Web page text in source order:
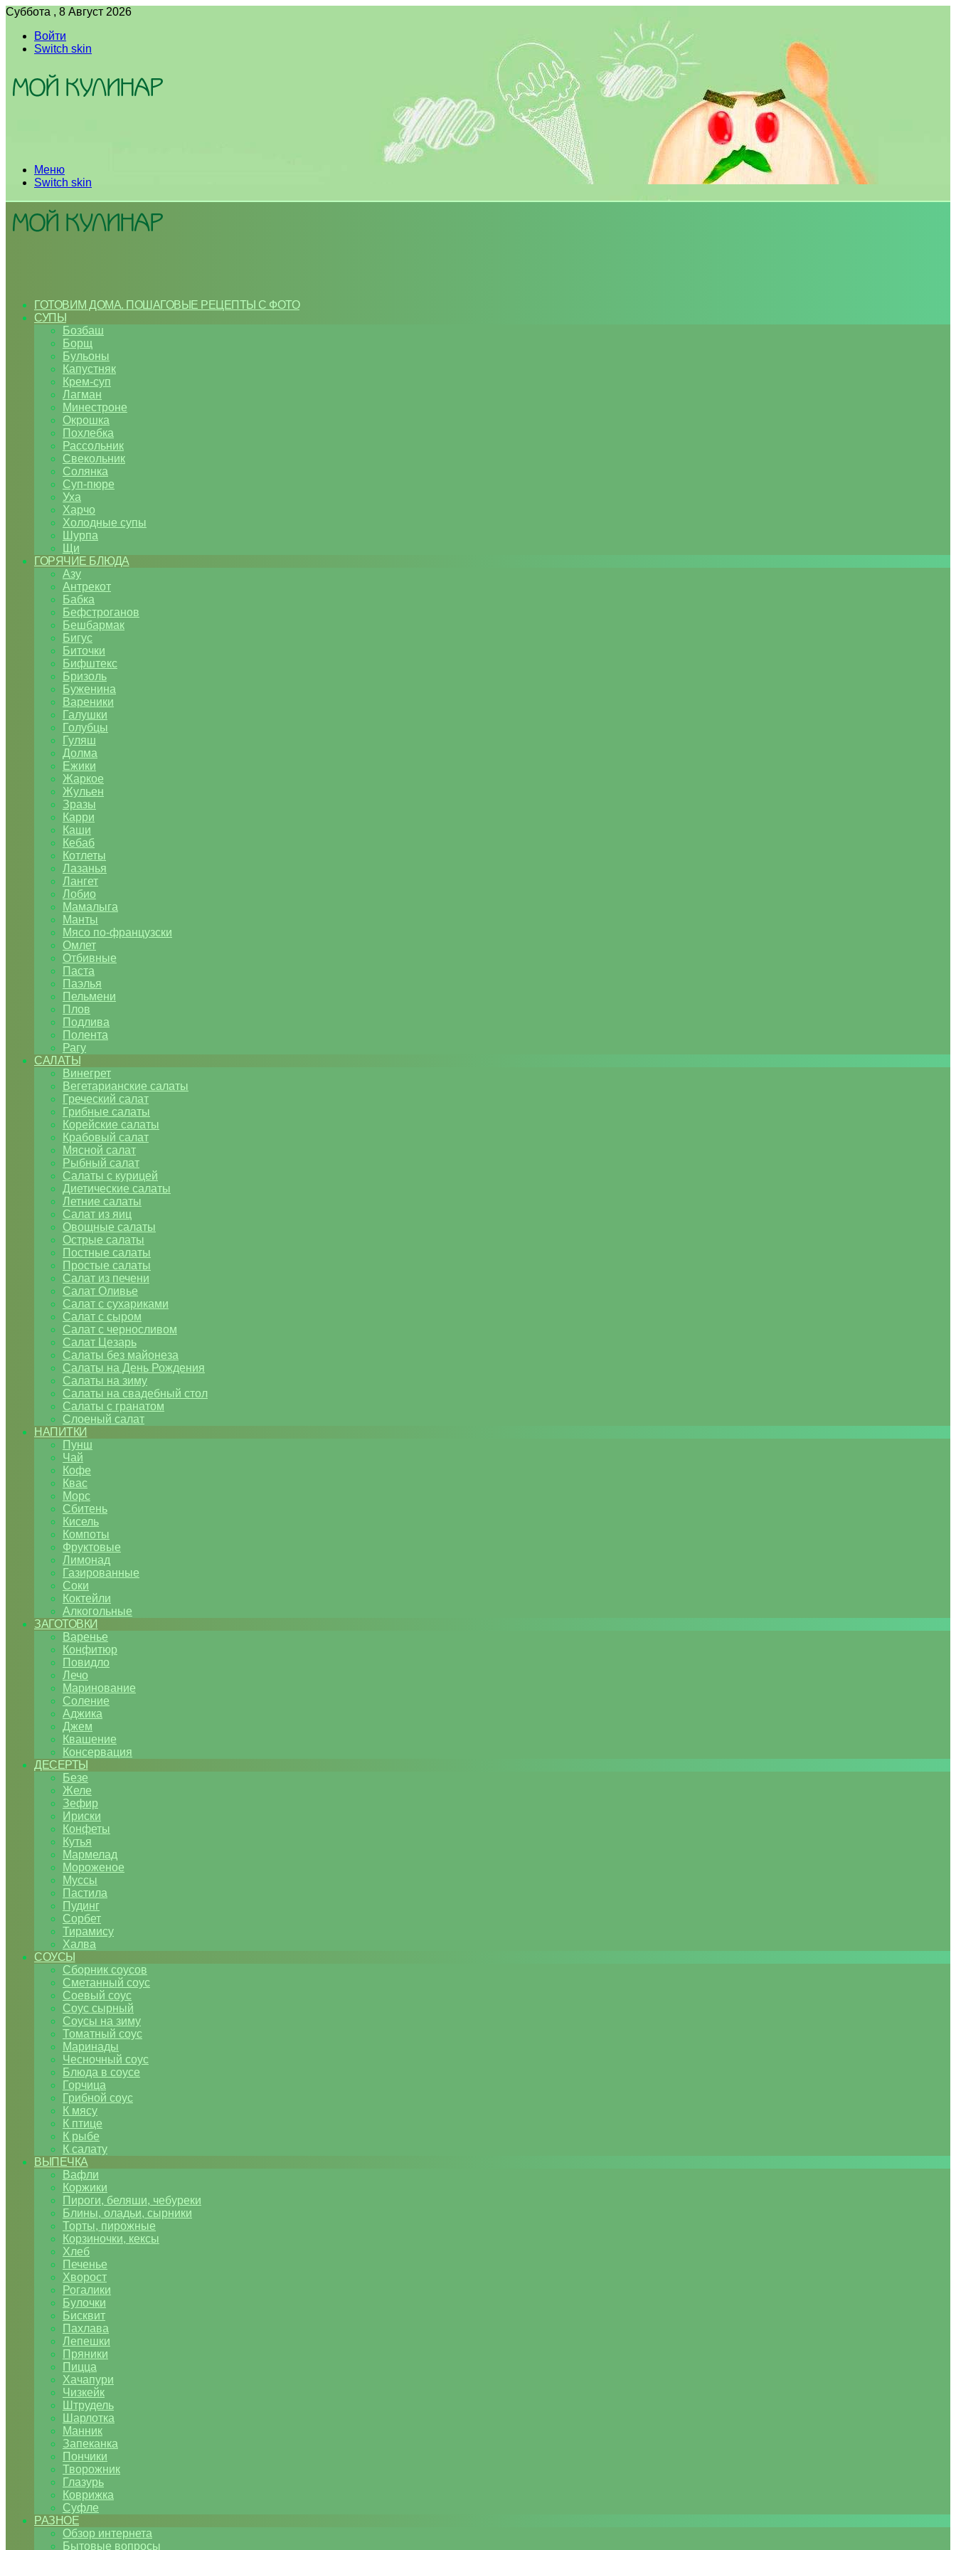
Суббота , 8 Август 2026
Войти
Switch skin
Меню
Switch skin
ГОТОВИМ ДОМА. ПОШАГОВЫЕ РЕЦЕПТЫ С ФОТО
СУПЫ
Бозбаш
Борщ
Бульоны
Капустняк
Крем-суп
Лагман
Минестроне
Окрошка
Похлебка
Рассольник
Свекольник
Солянка
Суп-пюре
Уха
Харчо
Холодные супы
Шурпа
Щи
ГОРЯЧИЕ БЛЮДА
Азу
Антрекот
Бабка
Бефстроганов
Бешбармак
Бигус
Биточки
Бифштекс
Бризоль
Буженина
Вареники
Галушки
Голубцы
Гуляш
Долма
Ежики
Жаркое
Жульен
Зразы
Карри
Каши
Кебаб
Котлеты
Лазанья
Лангет
Лобио
Мамалыга
Манты
Мясо по-французски
Омлет
Отбивные
Паста
Паэлья
Пельмени
Плов
Подлива
Полента
Рагу
САЛАТЫ
Винегрет
Вегетарианские салаты
Греческий салат
Грибные салаты
Корейские салаты
Крабовый салат
Мясной салат
Рыбный салат
Салаты с курицей
Диетические салаты
Летние салаты
Салат из яиц
Овощные салаты
Острые салаты
Постные салаты
Простые салаты
Салат из печени
Салат Оливье
Салат с сухариками
Салат с сыром
Салат с черносливом
Салат Цезарь
Салаты без майонеза
Салаты на День Рождения
Салаты на зиму
Салаты на свадебный стол
Салаты с гранатом
Слоеный салат
НАПИТКИ
Пунш
Чай
Кофе
Квас
Морс
Сбитень
Кисель
Компоты
Фруктовые
Лимонад
Газированные
Соки
Коктейли
Алкогольные
ЗАГОТОВКИ
Варенье
Конфитюр
Повидло
Лечо
Маринование
Соление
Аджика
Джем
Квашение
Консервация
ДЕСЕРТЫ
Безе
Желе
Зефир
Ириски
Конфеты
Кутья
Мармелад
Мороженое
Муссы
Пастила
Пудинг
Сорбет
Тирамису
Халва
СОУСЫ
Сборник соусов
Сметанный соус
Соевый соус
Соус сырный
Соусы на зиму
Томатный соус
Маринады
Чесночный соус
Блюда в соусе
Горчица
Грибной соус
К мясу
К птице
К рыбе
К салату
ВЫПЕЧКА
Вафли
Коржики
Пироги, беляши, чебуреки
Блины, оладьи, сырники
Торты, пирожные
Корзиночки, кексы
Хлеб
Печенье
Хворост
Рогалики
Булочки
Бисквит
Пахлава
Лепешки
Пряники
Пицца
Хачапури
Чизкейк
Штрудель
Шарлотка
Манник
Запеканка
Пончики
Творожник
Глазурь
Коврижка
Суфле
РАЗНОЕ
Обзор интернета
Бытовые вопросы